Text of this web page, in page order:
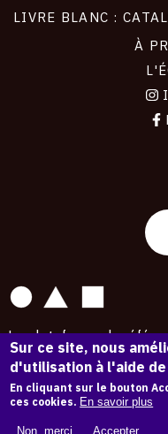
LIVRE BLANC :
À
La plateforme de
conserver et
Des catalogues
d'expositions.
43 254 œuvres d'art — 7
Sur ce site, nous
d'utilisation à l'aide
En cliquant sur le bouton
ces cookies. En savoir plus
Non, merci. Accepter